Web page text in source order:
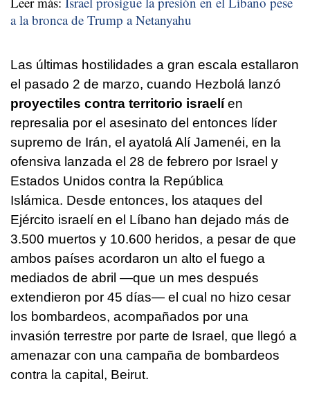
a la bronca de Trump a Netanyahu
Las últimas hostilidades a gran escala estallaron
el pasado 2 de marzo, cuando Hezbolá lanzó
proyectiles contra territorio israelíen
represalia por el asesinato del entonces líder
supremo de Irán, el ayatolá Alí Jamenéi, en la
ofensiva lanzada el 28 de febrero por Israel y
Estados Unidos contra la República
Islámica. Desde entonces, los ataques del
Ejército israelí en el Líbano han dejado más de
3.500 muertos y 10.600 heridos, a pesar de que
ambos países acordaron un alto el fuego a
mediados de abril —que un mes después
extendieron por 45 días— el cual no hizo cesar
los bombardeos, acompañados por una
invasión terrestre por parte de Israel, que llegó a
amenazar con una campaña de bombardeos
contra la capital, Beirut.